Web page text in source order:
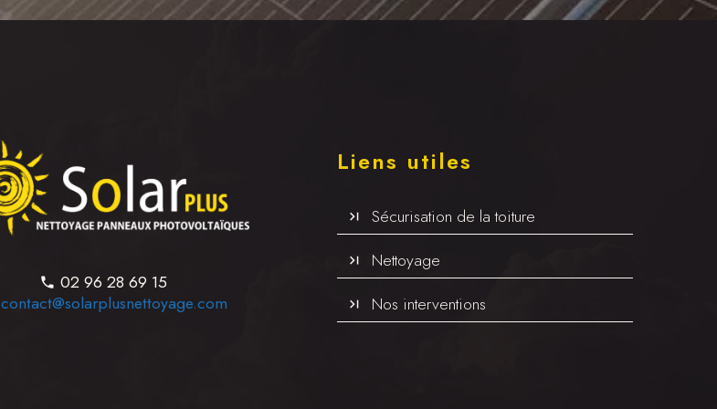
02 96 28 69 15
contact@solarplusnettoyage.com
Liens utiles
Sécurisation de la toiture
Nettoyage
Nos interventions